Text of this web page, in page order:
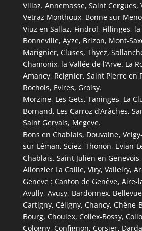
Villaz. Annemasse, Saint Cergues,
Vetraz Monthoux, Bonne sur
Viuz en Sallaz, Findrol, Fillinges, la
Bonneville, Ayze, Brizon, Mont-
Marignier, Cluses, Thyez,
Chamonix, la Vallée de l’Arve. La
Amancy, Reignier, Saint Pierre en
Rochois, Evires, Groisy.
Morzine, Les Gets, Taninges, La
Bornand, Les Carroz d’Arâches,
Saint Gervais, Megeve.
Bons en Chablais, Douvaine,
sur-Léman, Sciez, Thonon, Evian-
Chablais. Saint Julien en
Allonzier La Caille, Viry, Valleiry,
Geneve : Canton de Genève, Aire-
Avully, Avusy, Bardonnex,
Cartigny, Céligny, Chancy, Chêne-
Bourg, Choulex, Collex-Bossy,
Cologny, Confignon, Corsier,